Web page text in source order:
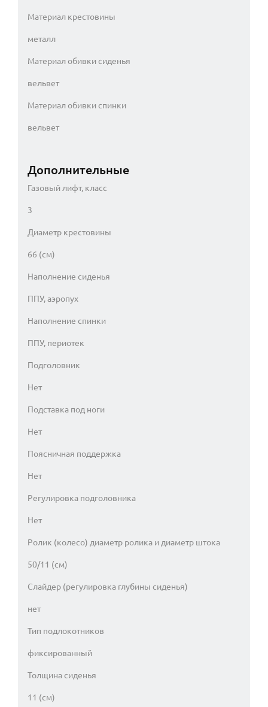
Материал крестовины
металл
Материал обивки сиденья
вельвет
Материал обивки спинки
вельвет
Дополнительные
Газовый лифт, класс
3
Диаметр крестовины
66 (см)
Наполнение сиденья
ППУ, аэропух
Наполнение спинки
ППУ, периотек
Подголовник
Нет
Подставка под ноги
Нет
Поясничная поддержка
Нет
Регулировка подголовника
Нет
Ролик (колесо) диаметр ролика и диаметр штока
50/11 (см)
Слайдер (регулировка глубины сиденья)
нет
Тип подлокотников
фиксированный
Толщина сиденья
11 (см)